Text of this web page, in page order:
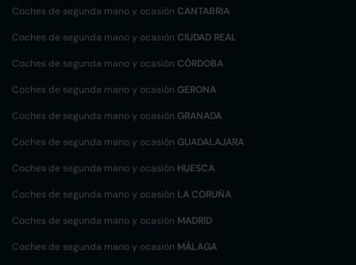
Coches de segunda mano y ocasión CANTABRIA
Coches de segunda mano y ocasión CIUDAD REAL
Coches de segunda mano y ocasión CÓRDOBA
Coches de segunda mano y ocasión GERONA
Coches de segunda mano y ocasión GRANADA
Coches de segunda mano y ocasión GUADALAJARA
Coches de segunda mano y ocasión HUESCA
Coches de segunda mano y ocasión LA CORUÑA
Coches de segunda mano y ocasión MADRID
Coches de segunda mano y ocasión MÁLAGA